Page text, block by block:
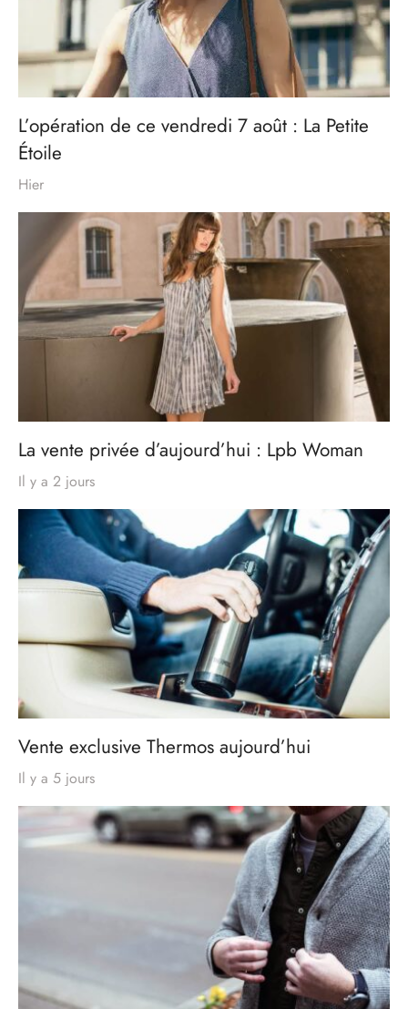
L’opération de ce vendredi 7 août : La Petite
Étoile
Hier
La vente privée d’aujourd’hui : Lpb Woman
Il y a 2 jours
Vente exclusive Thermos aujourd’hui
Il y a 5 jours